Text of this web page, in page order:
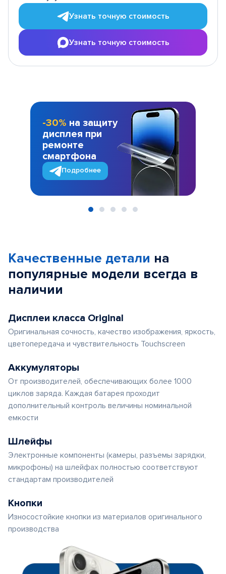
Узнать точную стоимость
Узнать точную стоимость
-30% на защиту
дисплея при
ремонте
смартфона
Подробнее
Качественные детали на
популярные модели всегда в
наличии
Дисплеи класса Original
Оригинальная сочность, качество изображения, яркость,
цветопередача и чувствительность Touchscreen
Аккумуляторы
От производителей, обеспечивающих более 1000
циклов заряда. Каждая батарея проходит
дополнительный контроль величины номинальной
емкости
Шлейфы
Электронные компоненты (камеры, разъемы зарядки,
микрофоны) на шлейфах полностью соответствуют
стандартам производителей
Кнопки
Износостойкие кнопки из материалов оригинального
производства